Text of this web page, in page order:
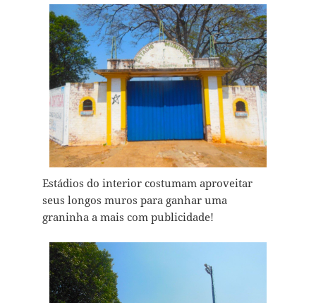
Estádios do interior costumam aproveitar
seus longos muros para ganhar uma
graninha a mais com publicidade!